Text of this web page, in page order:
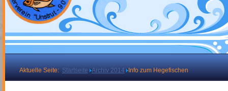
Aktuelle Seite: Startseite Archiv 2014 Info zum Hegefischen